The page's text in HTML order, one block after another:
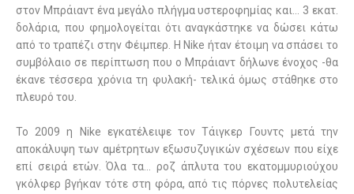
στον Μπράιαντ ένα μεγάλο πλήγμα υστεροφημίας και… 3 εκατ.
δολάρια, που φημολογείται ότι αναγκάστηκε να δώσει κάτω
από το τραπέζι στην Φέιμπερ. H Nike ήταν έτοιμη να σπάσει το
συμβόλαιο σε περίπτωση που ο Μπράιαντ δήλωνε ένοχος -θα
έκανε τέσσερα χρόνια τη φυλακή- τελικά όμως στάθηκε στο
πλευρό του.
Το 2009 η Nike εγκατέλειψε τον Τάιγκερ Γουντς μετά την
αποκάλυψη των αμέτρητων εξωσυζυγικών σχέσεων που είχε
επί σειρά ετών. Όλα τα… ροζ άπλυτα του εκατομμυριούχου
γκόλφερ βγήκαν τότε στη φόρα, από τις πόρνες πολυτελείας